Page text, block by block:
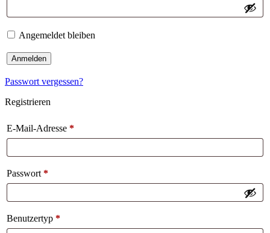
Angemeldet bleiben
Anmelden
Passwort vergessen?
Registrieren
E-Mail-Adresse *
Passwort *
Benutzertyp *